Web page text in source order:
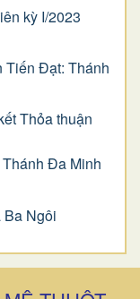
kỳ I/2023
Tiến Đạt: Thánh
Thỏa thuận
Đa Minh
Ba Ngôi